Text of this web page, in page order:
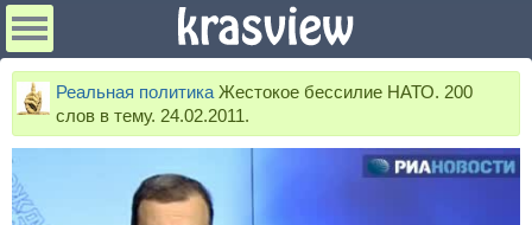
Реальная политика Жестокое бессилие НАТО. 200
слов в тему. 24.02.2011.